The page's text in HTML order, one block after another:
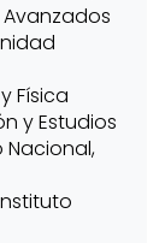
Física
y Estudios